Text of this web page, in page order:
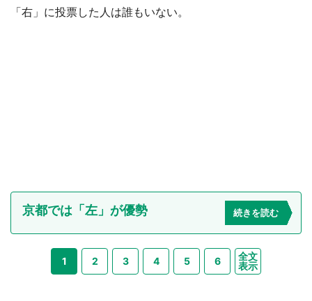
「右」に投票した人は誰もいない。
京都では「左」が優勢 続きを読む
1 2 3 4 5 6
全文
表示